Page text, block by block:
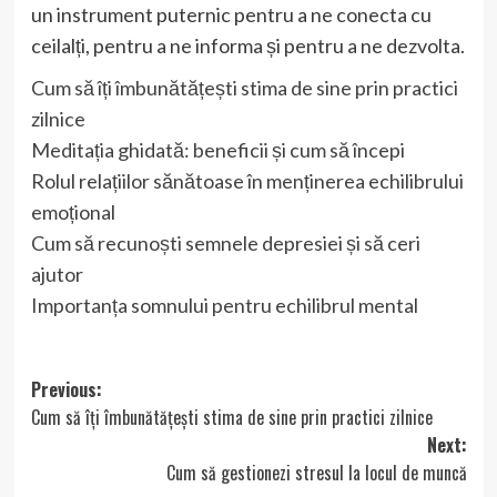
un instrument puternic pentru a ne conecta cu
ceilalți, pentru a ne informa și pentru a ne dezvolta.
Cum să îți îmbunătățești stima de sine prin practici
zilnice
Meditația ghidată: beneficii și cum să începi
Rolul relațiilor sănătoase în menținerea echilibrului
emoțional
Cum să recunoști semnele depresiei și să ceri
ajutor
Importanța somnului pentru echilibrul mental
Post
navigation
Previous:
Cum să îți îmbunătățești stima de sine prin practici zilnice
Next:
Cum să gestionezi stresul la locul de muncă